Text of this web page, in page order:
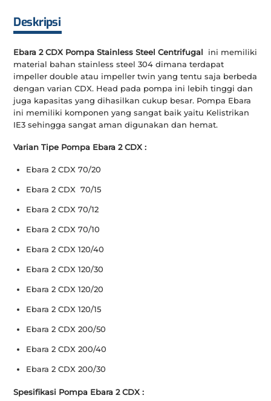
Deskripsi
Ebara 2 CDX Pompa Stainless Steel Centrifugal
ini memiliki
material bahan stainless steel 304 dimana terdapat
impeller double atau impeller twin yang tentu saja berbeda
dengan varian CDX. Head pada pompa ini lebih tinggi dan
juga kapasitas yang dihasilkan cukup besar. Pompa Ebara
ini memiliki komponen yang sangat baik yaitu Kelistrikan
IE3 sehingga sangat aman digunakan dan hemat.
Varian Tipe Pompa Ebara 2 CDX :
Ebara 2 CDX 70/20
Ebara 2 CDX 70/15
Ebara 2 CDX 70/12
Ebara 2 CDX 70/10
Ebara 2 CDX 120/40
Ebara 2 CDX 120/30
Ebara 2 CDX 120/20
Ebara 2 CDX 120/15
Ebara 2 CDX 200/50
Ebara 2 CDX 200/40
Ebara 2 CDX 200/30
Spesifikasi Pompa Ebara 2 CDX :